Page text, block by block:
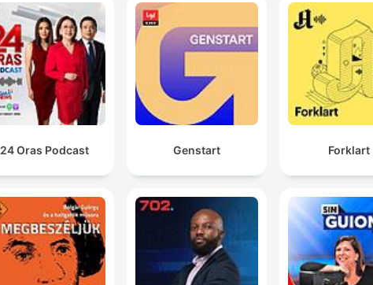
24 Oras Podcast Genstart Forklart